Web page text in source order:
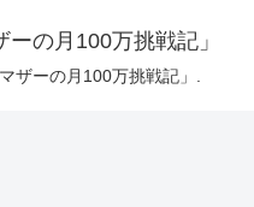
ーの月100万挑戦記」
ザーの月100万挑戦記」.